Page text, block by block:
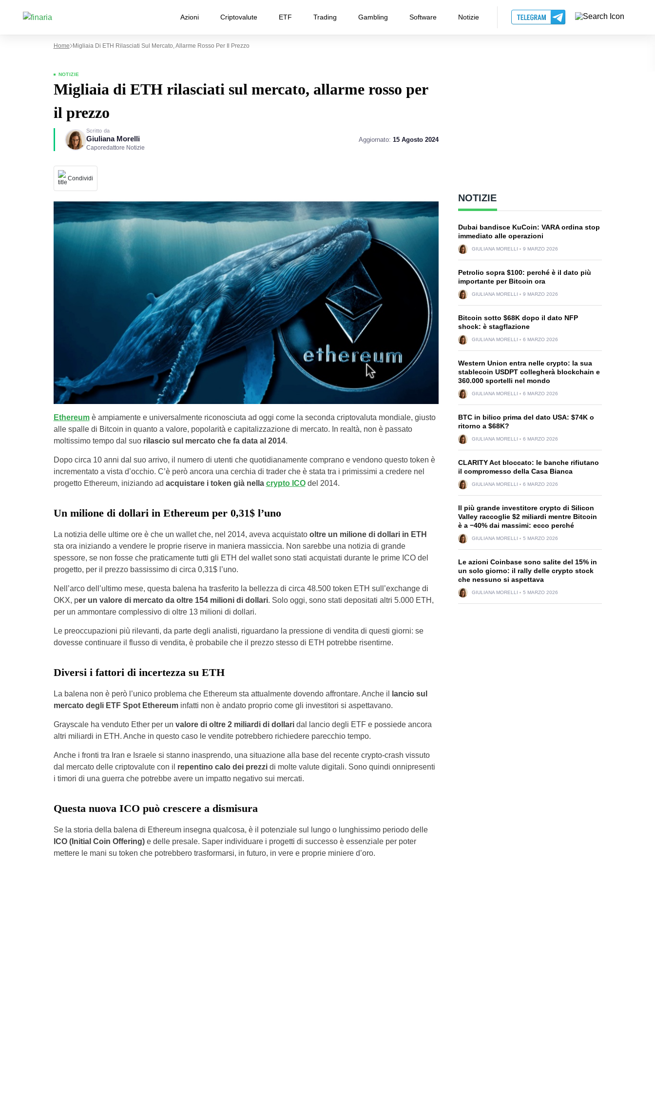
Azioni Criptovalute ETF Trading Gambling Software Notizie
Home Migliaia Di ETH Rilasciati Sul Mercato, Allarme Rosso Per Il Prezzo
NOTIZIE
Migliaia di ETH rilasciati sul mercato, allarme rosso per
il prezzo
Scritto da
Giuliana Morelli
Caporedattore Notizie
Aggiornato: 15 Agosto 2024
Condividi
Ethereumè ampiamente e universalmente riconosciuta ad oggi come la seconda criptovaluta mondiale, giusto
alle spalle di Bitcoin in quanto a valore, popolarità e capitalizzazione di mercato. In realtà, non è passato
moltissimo tempo dal suo rilascio sul mercato che fa data al 2014.
Dopo circa 10 anni dal suo arrivo, il numero di utenti che quotidianamente comprano e vendono questo token è
incrementato a vista d’occhio. C’è però ancora una cerchia di trader che è stata tra i primissimi a credere nel
progetto Ethereum, iniziando ad acquistare i token già nella crypto ICOdel 2014.
Un milione di dollari in Ethereum per 0,31$ l’uno
La notizia delle ultime ore è che un wallet che, nel 2014, aveva acquistato oltre un milione di dollari in ETH
sta ora iniziando a vendere le proprie riserve in maniera massiccia. Non sarebbe una notizia di grande
spessore, se non fosse che praticamente tutti gli ETH del wallet sono stati acquistati durante le prime ICO del
progetto, per il prezzo bassissimo di circa 0,31$ l’uno.
Nell’arco dell’ultimo mese, questa balena ha trasferito la bellezza di circa 48.500 token ETH sull’exchange di
OKX, per un valore di mercato da oltre 154 milioni di dollari. Solo oggi, sono stati depositati altri 5.000 ETH,
per un ammontare complessivo di oltre 13 milioni di dollari.
Le preoccupazioni più rilevanti, da parte degli analisti, riguardano la pressione di vendita di questi giorni: se
dovesse continuare il flusso di vendita, è probabile che il prezzo stesso di ETH potrebbe risentirne.
Diversi i fattori di incertezza su ETH
La balena non è però l’unico problema che Ethereum sta attualmente dovendo affrontare. Anche il
lancio sul
mercato degli ETF Spot Ethereum infatti non è andato proprio come gli investitori si aspettavano.
Grayscale ha venduto Ether per un valore di oltre 2 miliardi di dollaridal lancio degli ETF e possiede ancora
altri miliardi in ETH. Anche in questo caso le vendite potrebbero richiedere parecchio tempo.
Anche i fronti tra Iran e Israele si stanno inasprendo, una situazione alla base del recente crypto-crash vissuto
dal mercato delle criptovalute con il repentino calo dei prezzi di molte valute digitali. Sono quindi onnipresenti
i timori di una guerra che potrebbe avere un impatto negativo sui mercati.
Questa nuova ICO può crescere a dismisura
Se la storia della balena di Ethereum insegna qualcosa, è il potenziale sul lungo o lunghissimo periodo delle
ICO (Initial Coin Offering) e delle presale. Saper individuare i progetti di successo è essenziale per poter
mettere le mani su token che potrebbero trasformarsi, in futuro, in vere e proprie miniere d’oro.
NOTIZIE
Dubai bandisce KuCoin: VARA ordina stop
immediato alle operazioni
GIULIANA MORELLI 9 MARZO 2026
Petrolio sopra $100: perché è il dato più
importante per Bitcoin ora
GIULIANA MORELLI 9 MARZO 2026
Bitcoin sotto $68K dopo il dato NFP
shock: è stagflazione
GIULIANA MORELLI 6 MARZO 2026
Western Union entra nelle crypto: la sua
stablecoin USDPT collegherà blockchain e
360.000 sportelli nel mondo
GIULIANA MORELLI 6 MARZO 2026
BTC in bilico prima del dato USA: $74K o
ritorno a $68K?
GIULIANA MORELLI 6 MARZO 2026
CLARITY Act bloccato: le banche rifiutano
il compromesso della Casa Bianca
GIULIANA MORELLI 6 MARZO 2026
Il più grande investitore crypto di Silicon
Valley raccoglie $2 miliardi mentre Bitcoin
è a −40% dai massimi: ecco perché
GIULIANA MORELLI 5 MARZO 2026
Le azioni Coinbase sono salite del 15% in
un solo giorno: il rally delle crypto stock
che nessuno si aspettava
GIULIANA MORELLI 5 MARZO 2026